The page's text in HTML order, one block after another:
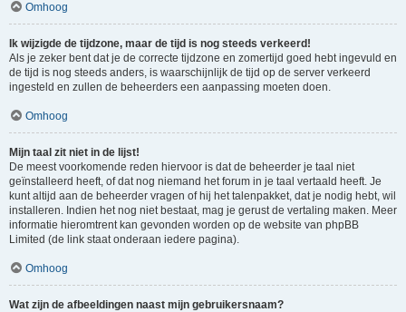
Omhoog
Ik wijzigde de tijdzone, maar de tijd is nog steeds verkeerd!
Als je zeker bent dat je de correcte tijdzone en zomertijd goed hebt ingevuld en
de tijd is nog steeds anders, is waarschijnlijk de tijd op de server verkeerd
ingesteld en zullen de beheerders een aanpassing moeten doen.
Omhoog
Mijn taal zit niet in de lijst!
De meest voorkomende reden hiervoor is dat de beheerder je taal niet
geïnstalleerd heeft, of dat nog niemand het forum in je taal vertaald heeft. Je
kunt altijd aan de beheerder vragen of hij het talenpakket, dat je nodig hebt, wil
installeren. Indien het nog niet bestaat, mag je gerust de vertaling maken. Meer
informatie hieromtrent kan gevonden worden op de website van phpBB
Limited (de link staat onderaan iedere pagina).
Omhoog
Wat zijn de afbeeldingen naast mijn gebruikersnaam?